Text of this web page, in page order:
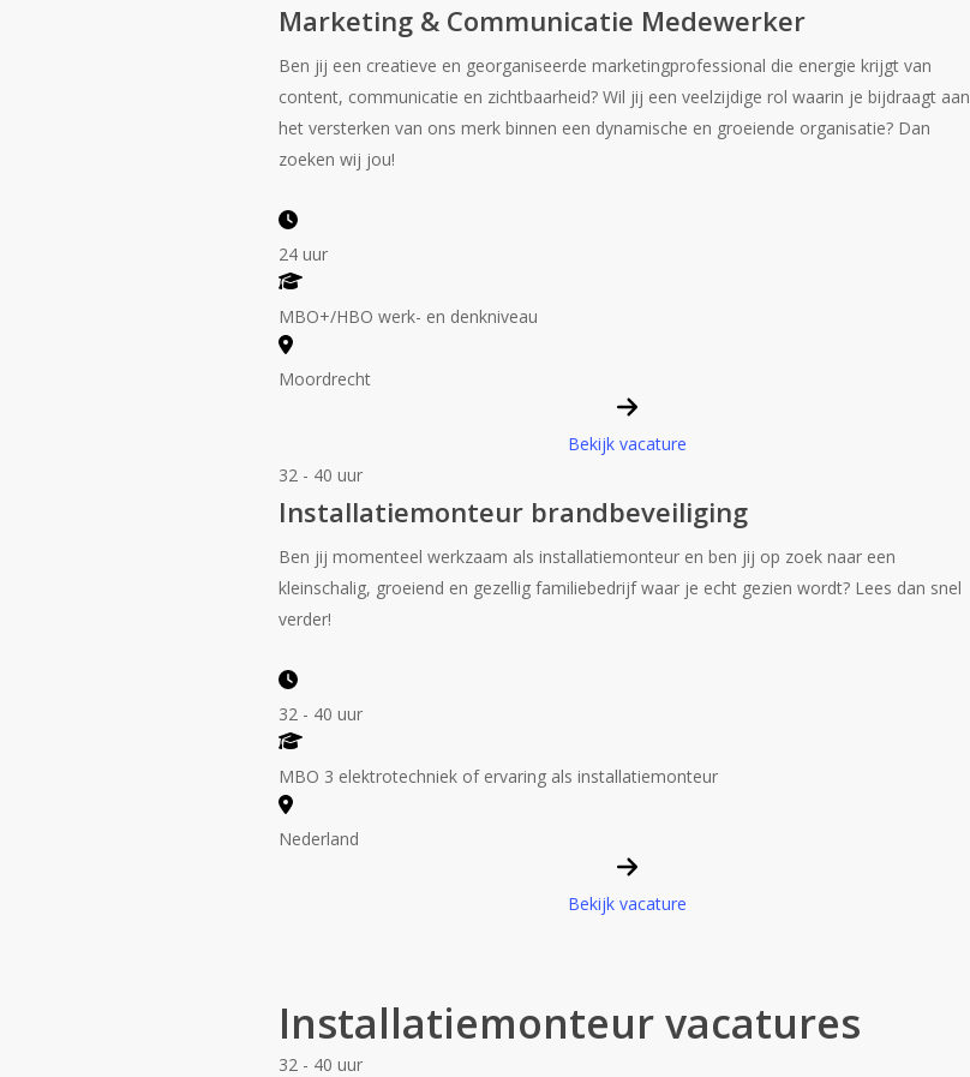
Marketing & Communicatie Medewerker
Ben jij een creatieve en georganiseerde marketingprofessional die energie krijgt van
content, communicatie en zichtbaarheid? Wil jij een veelzijdige rol waarin je bijdraagt aan
het versterken van ons merk binnen een dynamische en groeiende organisatie? Dan
zoeken wij jou!
24 uur
MBO+/HBO werk- en denkniveau
Moordrecht
Bekijk vacature
32 - 40 uur
Installatiemonteur brandbeveiliging
Ben jij momenteel werkzaam als installatiemonteur en ben jij op zoek naar een
kleinschalig, groeiend en gezellig familiebedrijf waar je echt gezien wordt? Lees dan snel
verder!
32 - 40 uur
MBO 3 elektrotechniek of ervaring als installatiemonteur
Nederland
Bekijk vacature
Installatiemonteur vacatures
32 - 40 uur